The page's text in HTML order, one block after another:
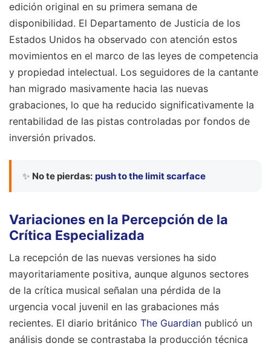
edición original en su primera semana de
disponibilidad. El Departamento de Justicia de los
Estados Unidos ha observado con atención estos
movimientos en el marco de las leyes de competencia
y propiedad intelectual. Los seguidores de la cantante
han migrado masivamente hacia las nuevas
grabaciones, lo que ha reducido significativamente la
rentabilidad de las pistas controladas por fondos de
inversión privados.
✨ No te pierdas: push to the limit scarface
Variaciones en la Percepción de la
Crítica Especializada
La recepción de las nuevas versiones ha sido
mayoritariamente positiva, aunque algunos sectores
de la crítica musical señalan una pérdida de la
urgencia vocal juvenil en las grabaciones más
recientes. El diario británico The Guardian publicó un
análisis donde se contrastaba la producción técnica